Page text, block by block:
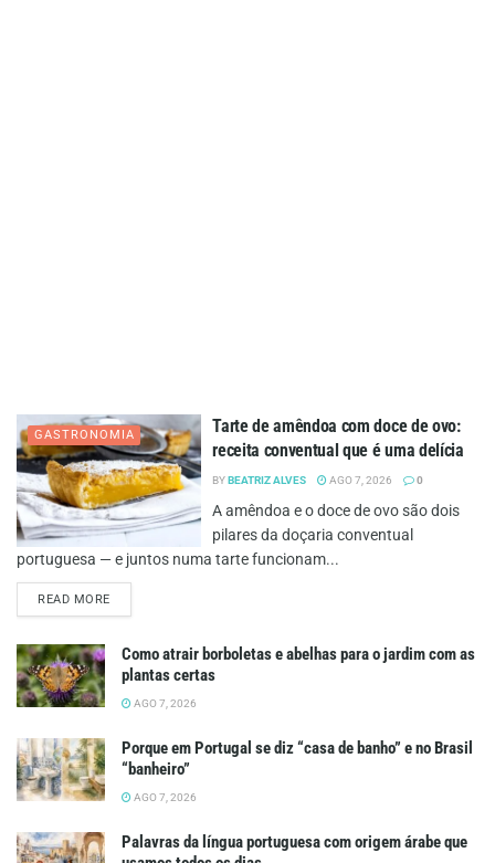
GASTRONOMIA
Tarte de amêndoa com doce de ovo:
receita conventual que é uma delícia
BYBEATRIZ ALVES AGO 7, 2026 0
A amêndoa e o doce de ovo são dois
pilares da doçaria conventual
portuguesa — e juntos numa tarte funcionam...
READ MOREDETAILS
Como atrair borboletas e abelhas para o jardim com as
plantas certas
AGO 7, 2026
Porque em Portugal se diz “casa de banho” e no Brasil
“banheiro”
AGO 7, 2026
Palavras da língua portuguesa com origem árabe que